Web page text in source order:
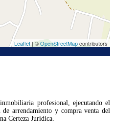
Leaflet | ©OpenStreetMapcontributors
profesional, ejecutando el
arrendamiento y compra venta del
Certeza Jurídica.